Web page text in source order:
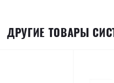
ДРУГИЕ ТОВАРЫ